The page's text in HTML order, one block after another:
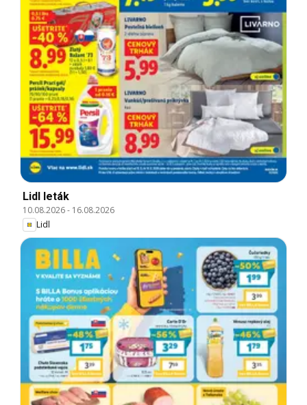
Lidl leták
10.08.2026- 16.08.2026
Lidl